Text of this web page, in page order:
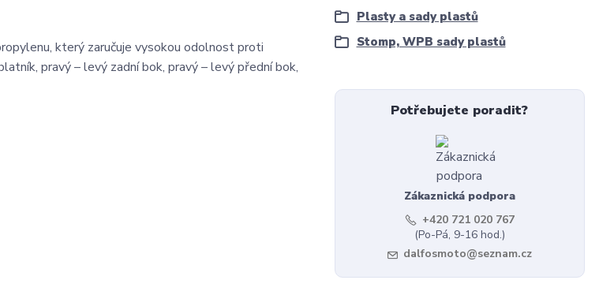
který zaručuje vysokou odolnost proti
pravý – levý zadní bok, pravý – levý přední bok,
Plasty a sady plastů
Stomp, WPB sady plastů
Potřebujete poradit?
Zákaznická podpora
+420 721 020 767
(Po-Pá, 9-16 hod.)
dalfosmoto@seznam.cz